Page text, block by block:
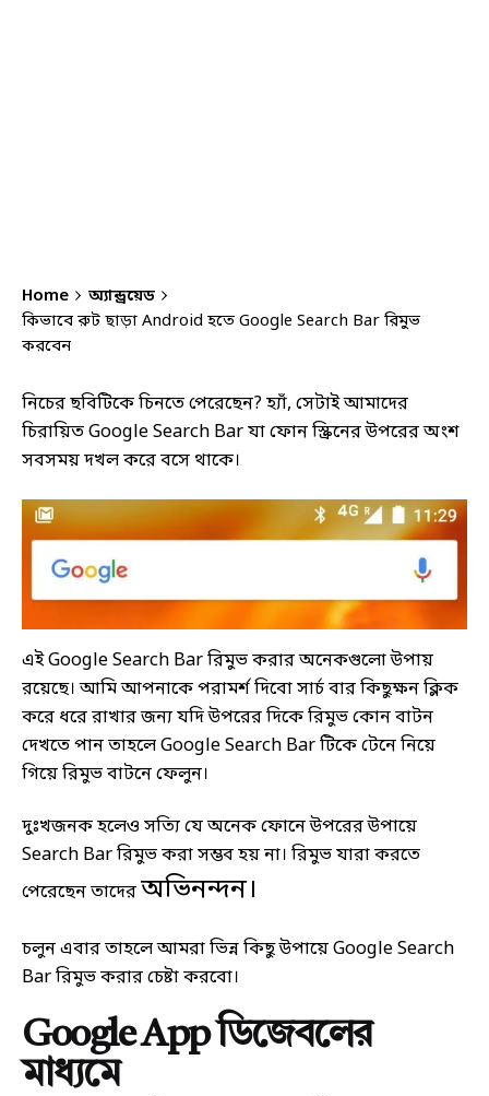
Home
অ্যান্ড্রয়েড
কিভাবে রুট ছাড়া Android হতে Google Search Bar রিমুভ
করবেন
নিচের ছবিটিকে চিনতে পেরেছেন? হ্যাঁ, সেটাই আমাদের
চিরায়িত Google Search Bar যা ফোন স্ক্রিনের উপরের অংশ
সবসময় দখল করে বসে থাকে।
এই Google Search Bar রিমুভ করার অনেকগুলো উপায়
রয়েছে। আমি আপনাকে পরামর্শ দিবো সার্চ বার কিছুক্ষন ক্লিক
করে ধরে রাখার জন্য যদি উপরের দিকে রিমুভ কোন বাটন
দেখতে পান তাহলে Google Search Bar টিকে টেনে নিয়ে
গিয়ে রিমুভ বাটনে ফেলুন।
দুঃখজনক হলেও সত্যি যে অনেক ফোনে উপরের উপায়ে
Search Bar রিমুভ করা সম্ভব হয় না। রিমুভ যারা করতে
পেরেছেন তাদেরঅভিনন্দন।
চলুন এবার তাহলে আমরা ভিন্ন কিছু উপায়ে Google Search
Bar রিমুভ করার চেষ্টা করবো।
Google App ডিজেবলের
মাধ্যমে